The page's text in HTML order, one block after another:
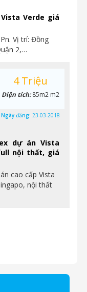
Verde giá
Vị trí: Đồng
2,…
dự án Vista
nội thất, giá
cao cấp Vista
nội thất
4 Triệu
Diện tích:85m2 m2
Ngày đăng: 23-03-2018